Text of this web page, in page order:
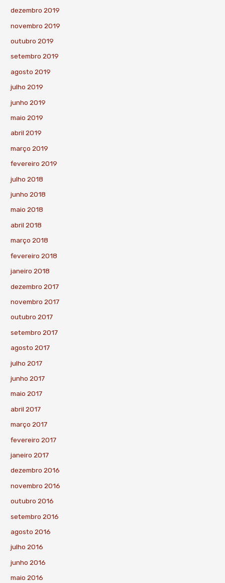
dezembro 2019
novembro 2019
outubro 2019
setembro 2019
agosto 2019
julho 2019
junho 2019
maio 2019
abril 2019
março 2019
fevereiro 2019
julho 2018
junho 2018
maio 2018
abril 2018
março 2018
fevereiro 2018
janeiro 2018
dezembro 2017
novembro 2017
outubro 2017
setembro 2017
agosto 2017
julho 2017
junho 2017
maio 2017
abril 2017
março 2017
fevereiro 2017
janeiro 2017
dezembro 2016
novembro 2016
outubro 2016
setembro 2016
agosto 2016
julho 2016
junho 2016
maio 2016